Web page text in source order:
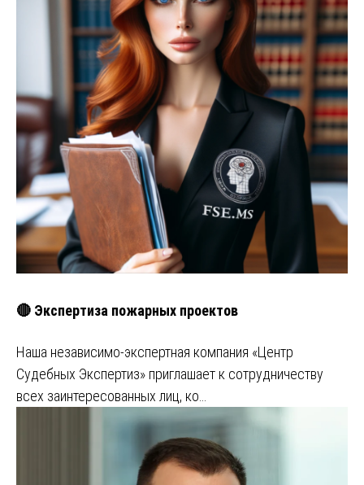
🔴 Экспертиза пожарных проектов
Наша независимо-экспертная компания «Центр
Судебных Экспертиз» приглашает к сотрудничеству
всех заинтересованных лиц, ко…